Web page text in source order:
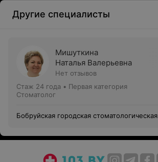
Другие специалисты
Мишуткина
Наталья Валерьевна
Нет отзывов
Стаж 24 года • Первая категория
Стоматолог
Бобруйская городская стоматологическая